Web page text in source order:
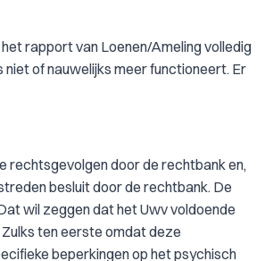
rapport van Loenen/Ameling volledig
of nauwelijks meer functioneert. Er
rechtsgevolgen door de rechtbank en,
besluit door de rechtbank. De
wil zeggen dat het Uwv voldoende
ten eerste omdat deze
beperkingen op het psychisch